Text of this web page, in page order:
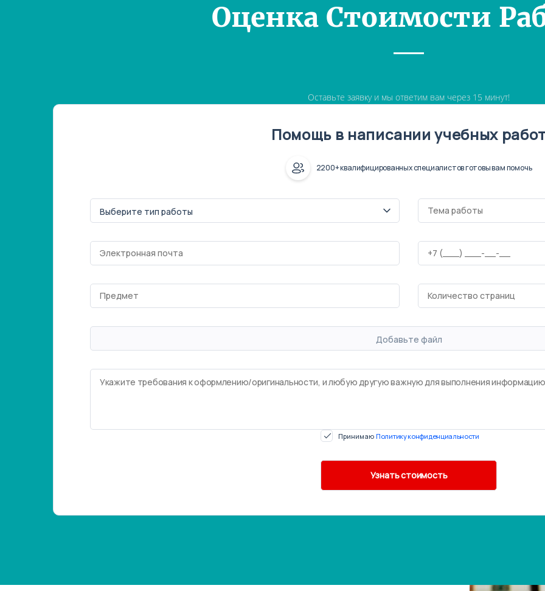
Оценка Стоимости
Оставьте заявку и мы ответим вам через 15 минут!
Помощь в написании учебных
2200+ квалифицированных специалистов готовы вам помочь
Добавьте файл
Принимаю Политику конфиденциальности